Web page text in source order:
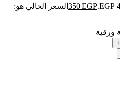
350 EGP
السعر الحالي هو: